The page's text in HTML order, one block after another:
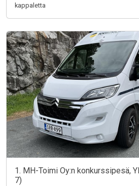
kappaletta
1. MH-Toimi Oy:n konkurssipesä,
7)